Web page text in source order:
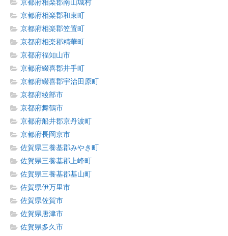
京都府相楽郡南山城村
京都府相楽郡和束町
京都府相楽郡笠置町
京都府相楽郡精華町
京都府福知山市
京都府綴喜郡井手町
京都府綴喜郡宇治田原町
京都府綾部市
京都府舞鶴市
京都府船井郡京丹波町
京都府長岡京市
佐賀県三養基郡みやき町
佐賀県三養基郡上峰町
佐賀県三養基郡基山町
佐賀県伊万里市
佐賀県佐賀市
佐賀県唐津市
佐賀県多久市